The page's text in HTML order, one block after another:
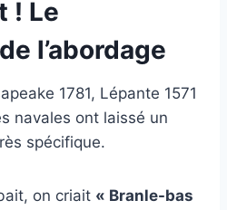
! Le
l’abordage
1781, Lépante 1571
navales ont laissé un
spécifique.
on criait « Branle-bas